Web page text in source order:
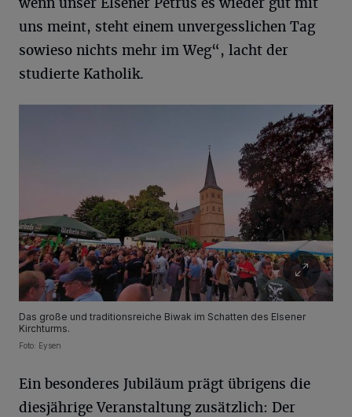
uns meint, steht einem unvergesslichen Tag
sowieso nichts mehr im Weg“, lacht der
studierte Katholik.
Das große und traditionsreiche Biwak im Schatten des Elsener
Kirchturms.
Foto: Eysen
Ein besonderes Jubiläum prägt übrigens die
diesjährige Veranstaltung zusätzlich: Der